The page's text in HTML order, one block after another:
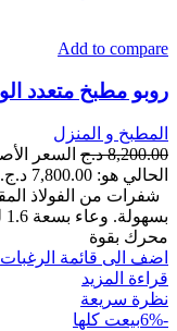
Add to compare
روبو مطبخ متعدد الوظائف 1.6 لتر –
المطبخ و المنزل
8,200.00 د.ج السعر الأصلي هو:
الحالي هو: 7,800.00 د.ج.
شفرات من الفولاذ
محرك بقوة
اضف الى قائمة الرغبات
قراءة المزيد
نظرة سريعة
-6%
بيعت كلها